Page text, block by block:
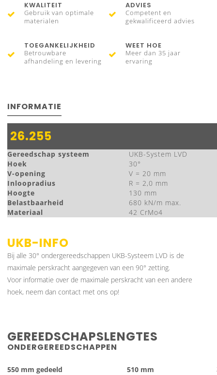
KWALITEIT
Gebruik van optimale
materialen
ADVIES
Competent en
gekwalificeerd advies
TOEGANKELIJKHEID
Betrouwbare
afhandeling en levering
WEET HOE
Meer dan 35 jaar
ervaring
INFORMATIE
26.255
Gereedschap systeem
UKB-System LVD
Hoek
30°
V-opening
V = 20 mm
Inloopradius
R = 2,0 mm
Hoogte
130 mm
Belastbaarheid
680 kN/m max.
Materiaal
42 CrMo4
UKB-INFO
Bij alle 30° ondergereedschappen UKB-Systeem LVD is de
maximale perskracht aangegeven van een 90° zetting.
Voor informatie over de maximale perskracht van een andere
hoek, neem dan contact met ons op!
GEREEDSCHAPSLENGTES
ONDERGEREEDSCHAPPEN
550 mm gedeeld 510 mm